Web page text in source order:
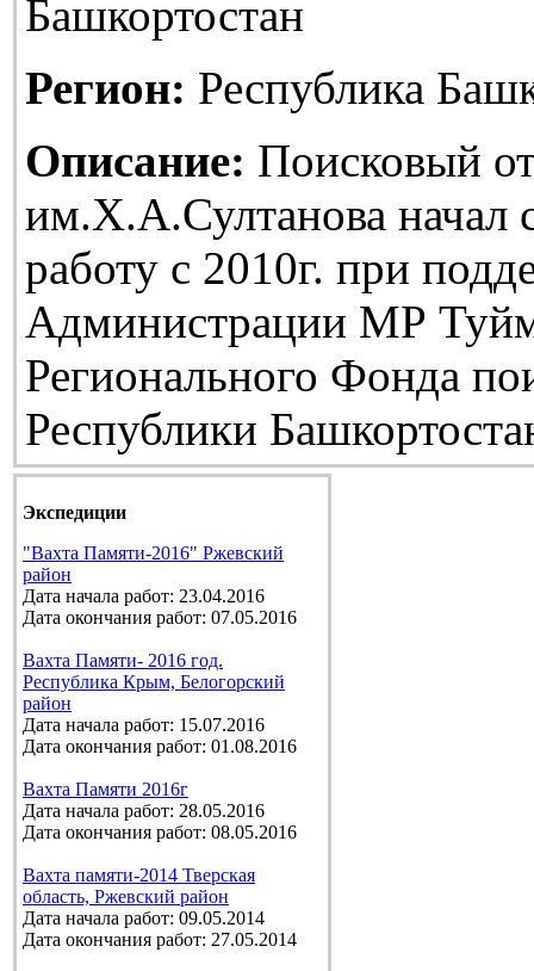
Башкортостан
Регион: Республика
Описание: Поисковый
им.Х.А.Султанова начал
работу с 2010г. при
Администрации МР
Регионального Фонда
Республики
Экспедиции
"Вахта Памяти-2016" Ржевский
район
Дата начала работ: 23.04.2016
Дата окончания работ: 07.05.2016
Вахта Памяти- 2016 год.
Республика Крым, Белогорский
район
Дата начала работ: 15.07.2016
Дата окончания работ: 01.08.2016
Вахта Памяти 2016г
Дата начала работ: 28.05.2016
Дата окончания работ: 08.05.2016
Вахта памяти-2014 Тверская
область, Ржевский район
Дата начала работ: 09.05.2014
Дата окончания работ: 27.05.2014